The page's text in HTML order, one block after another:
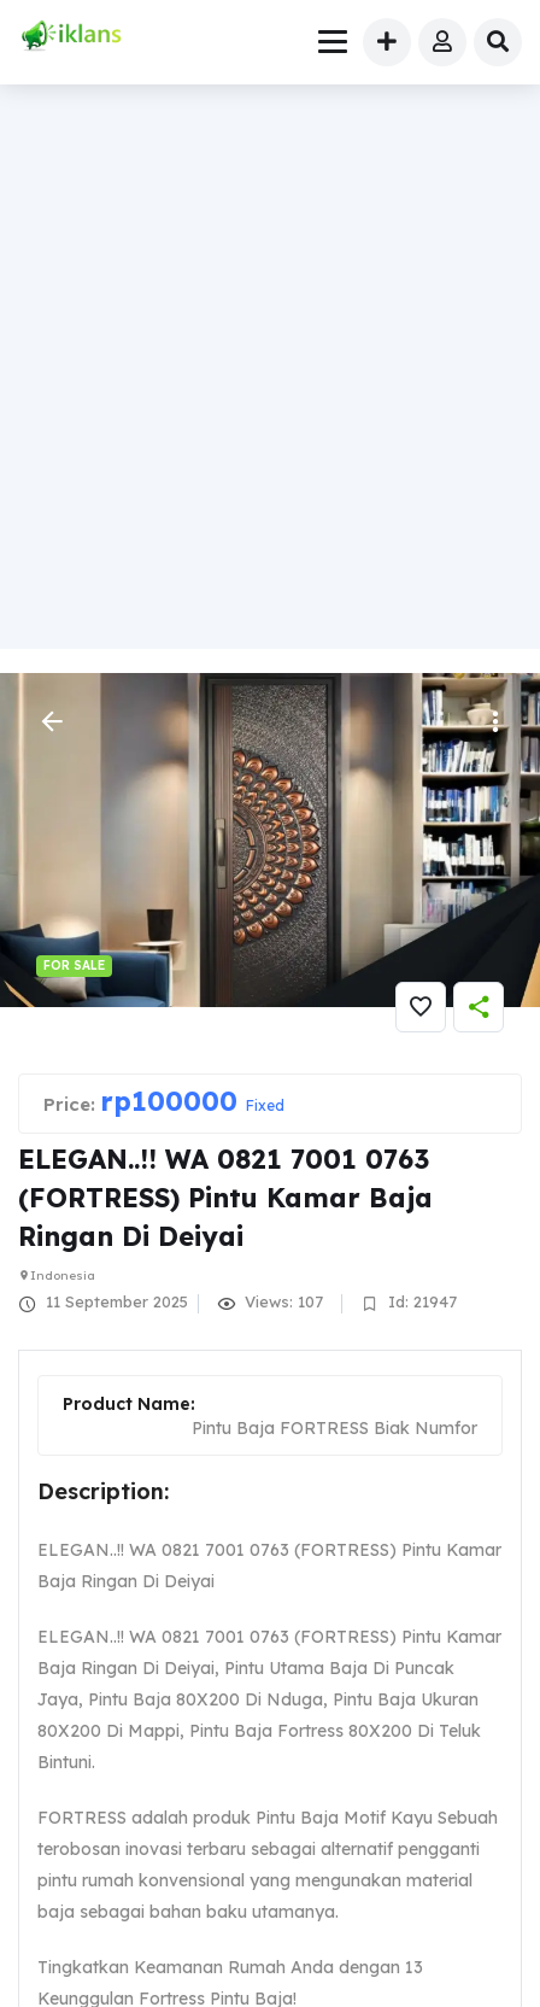
FOR SALE
Furniture» ELEGAN..!! WA 0821 7001 0763 (FORTRESS) Pintu
Kamar Baja Ringan Di Deiyai
Price: rp100000 Fixed
ELEGAN..!! WA 0821 7001 0763
(FORTRESS) Pintu Kamar Baja
Ringan Di Deiyai
Indonesia
11 September 2025 Views: 107 Id: 21947
Product Name:
Pintu Baja FORTRESS Biak Numfor
Description:
ELEGAN..!! WA 0821 7001 0763 (FORTRESS) Pintu Kamar
Baja Ringan Di Deiyai
ELEGAN..!! WA 0821 7001 0763 (FORTRESS) Pintu Kamar
Baja Ringan Di Deiyai, Pintu Utama Baja Di Puncak
Jaya, Pintu Baja 80X200 Di Nduga, Pintu Baja Ukuran
80X200 Di Mappi, Pintu Baja Fortress 80X200 Di Teluk
Bintuni.
FORTRESS adalah produk Pintu Baja Motif Kayu Sebuah
terobosan inovasi terbaru sebagai alternatif pengganti
pintu rumah konvensional yang mengunakan material
baja sebagai bahan baku utamanya.
Tingkatkan Keamanan Rumah Anda dengan 13
Keunggulan Fortress Pintu Baja!